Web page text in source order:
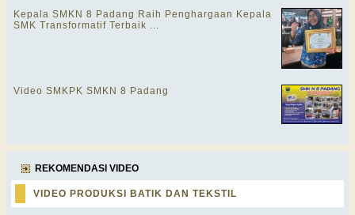
Kepala SMKN 8 Padang Raih Penghargaan Kepala
SMK Transformatif Terbaik ...
Video SMKPK SMKN 8 Padang
REKOMENDASI VIDEO
VIDEO PRODUKSI BATIK DAN TEKSTIL